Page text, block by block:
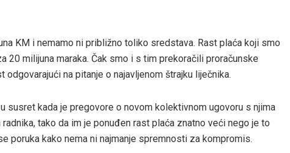
KM i nemamo ni približno toliko sredstava. Rast plaća koji smo
milijuna maraka. Čak smo i s tim prekoračili proračunske
na pitanje o najavljenom štrajku liječnika.
susret kada je pregovore o novom kolektivnom ugovoru s njima
tako da im je ponuđen rast plaća znatno veći nego je to
poruka kako nema ni najmanje spremnosti za kompromis.